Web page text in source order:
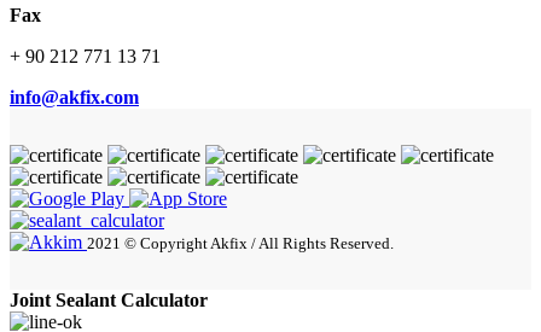
Fax
+ 90 212 771 13 71
info@akfix.com
2021 © Copyright Akfix / All Rights Reserved.
Joint Sealant Calculator